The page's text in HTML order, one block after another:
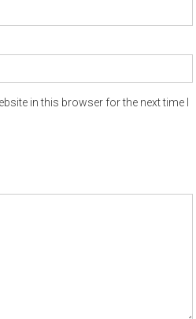
in this browser for the next time I